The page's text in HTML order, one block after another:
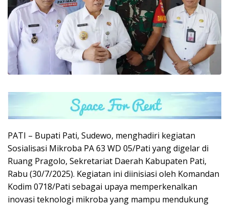
PATI – Bupati Pati, Sudewo, menghadiri kegiatan
Sosialisasi Mikroba PA 63 WD 05/Pati yang digelar di
Ruang Pragolo, Sekretariat Daerah Kabupaten Pati,
Rabu (30/7/2025). Kegiatan ini diinisiasi oleh Komandan
Kodim 0718/Pati sebagai upaya memperkenalkan
inovasi teknologi mikroba yang mampu mendukung